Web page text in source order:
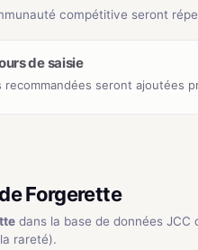
compétitive seront
de saisie
recommandées seront ajoutées
Forgerette
dans la base de données
rareté).